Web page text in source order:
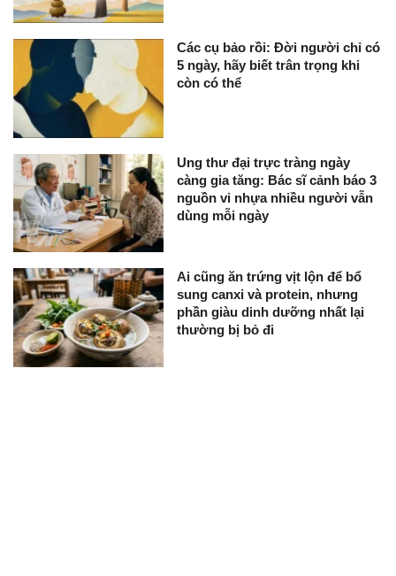
Các cụ bảo rồi: Đời người chỉ có
5 ngày, hãy biết trân trọng khi
còn có thể
Ung thư đại trực tràng ngày
càng gia tăng: Bác sĩ cảnh báo 3
nguồn vi nhựa nhiều người vẫn
dùng mỗi ngày
Ai cũng ăn trứng vịt lộn để bổ
sung canxi và protein, nhưng
phần giàu dinh dưỡng nhất lại
thường bị bỏ đi